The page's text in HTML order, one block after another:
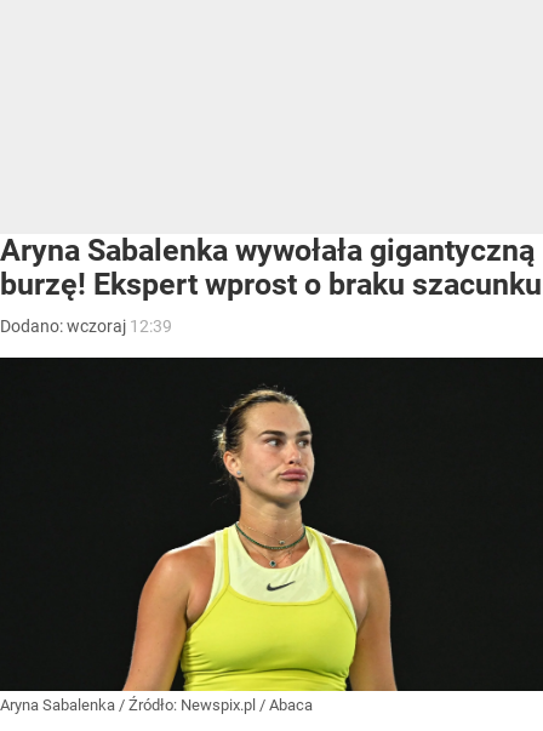
Aryna Sabalenka wywołała gigantyczną
burzę! Ekspert wprost o braku szacunku
Dodano:wczoraj 12:39
Aryna Sabalenka / Źródło: Newspix.pl / Abaca